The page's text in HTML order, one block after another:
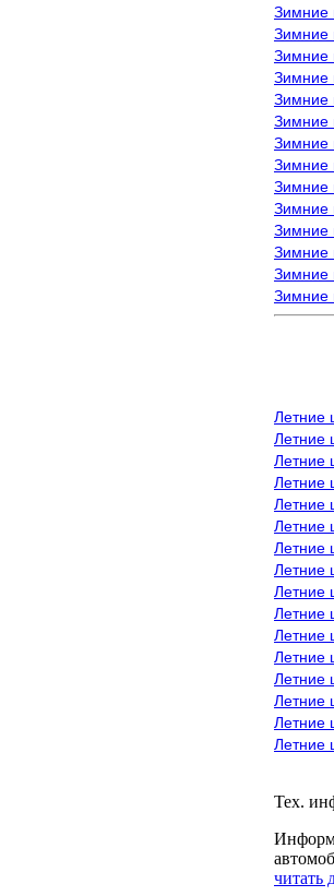
Зимние
Зимние
Зимние
Зимние
Зимние
Зимние
Зимние
Зимние
Зимние
Зимние
Зимние
Зимние
Зимние
Зимние
Летние
Летние
Летние
Летние
Летние
Летние
Летние
Летние
Летние
Летние
Летние
Летние
Летние
Летние
Летние
Летние
Тех.
читать